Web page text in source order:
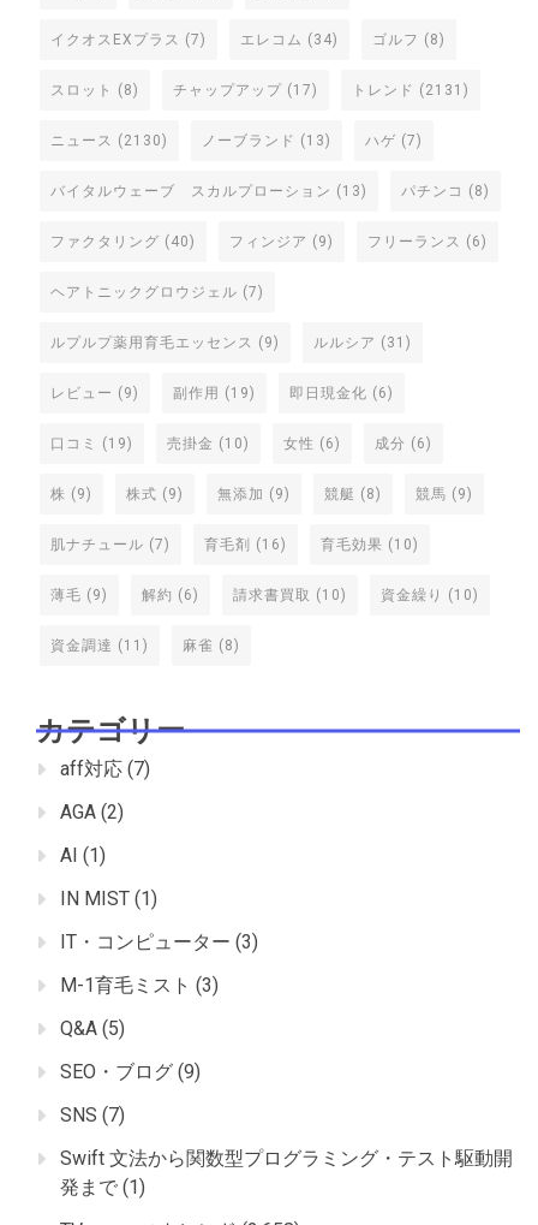
イクオスEXプラス (7) エレコム (34) ゴルフ (8)
スロット (8) チャップアップ (17) トレンド (2131)
ニュース (2130) ノーブランド (13) ハゲ (7)
バイタルウェーブ スカルプローション (13) パチンコ (8)
ファクタリング (40) フィンジア (9) フリーランス (6)
ヘアトニックグロウジェル (7)
ルプルプ薬用育毛エッセンス (9) ルルシア (31)
レビュー (9) 副作用 (19) 即日現金化 (6)
口コミ (19) 売掛金 (10) 女性 (6) 成分 (6)
株 (9) 株式 (9) 無添加 (9) 競艇 (8) 競馬 (9)
肌ナチュール (7) 育毛剤 (16) 育毛効果 (10)
薄毛 (9) 解約 (6) 請求書買取 (10) 資金繰り (10)
資金調達 (11) 麻雀 (8)
カテゴリー
aff対応 (7)
AGA (2)
AI (1)
IN MIST (1)
IT・コンピューター (3)
M-1育毛ミスト (3)
Q&A (5)
SEO・ブログ (9)
SNS (7)
Swift 文法から関数型プログラミング・テスト駆動開
発まで (1)